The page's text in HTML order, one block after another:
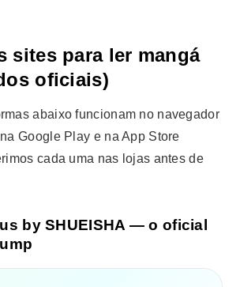
sites para ler mangá
oficiais)
abaixo funcionam no navegador
Google Play e na App Store
cada uma nas lojas antes de
by SHUEISHA — o oficial